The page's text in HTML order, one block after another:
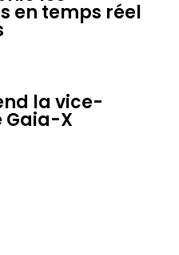
en temps réel
la vice-
Gaia-X